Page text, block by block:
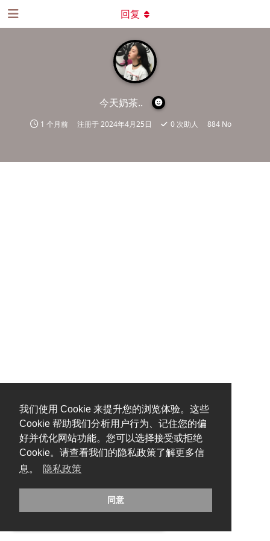
我们使用 Cookie 来提升您的浏览体验。这些
Cookie 帮助我们分析用户行为、记住您的偏
好并优化网站功能。您可以选择接受或拒绝
Cookie。请查看我们的隐私政策了解更多信
息。
隐私政策
同意
今天奶茶..
1 个月前 注册于2024年4月25日 0次助人 884 No
回复
糟糕，出错啦！请刷新页面重试。